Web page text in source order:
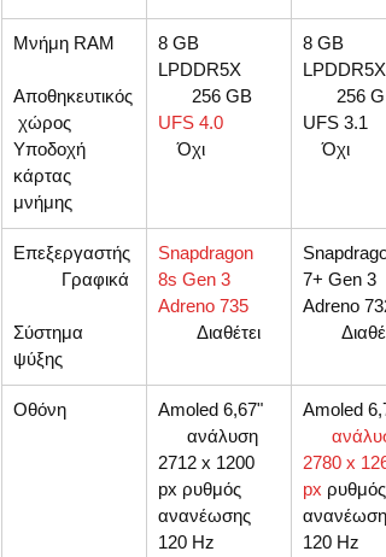
Μνήμη RAM
Αποθηκευτικός
χώρος
Υποδοχή
κάρτας
μνήμης
8 GB
LPDDR5X
       256 GB
UFS 4.0
    Όχι
8 GB
256
UFS
    Όχι
Επεξεργαστής
          Γραφικά
Σύστημα
ψύξης
Snapdragon
8s Gen 3
Adreno 735
        Διαθέτει
7+ Gen 3
Adreno
Οθόνη
Amoled 6,67"
      ανάλυση
2712 x 1200
px ρυθμός
ανανέωσης
120 Hz
Amoled
2780 x
px ρυθμός
120 Hz